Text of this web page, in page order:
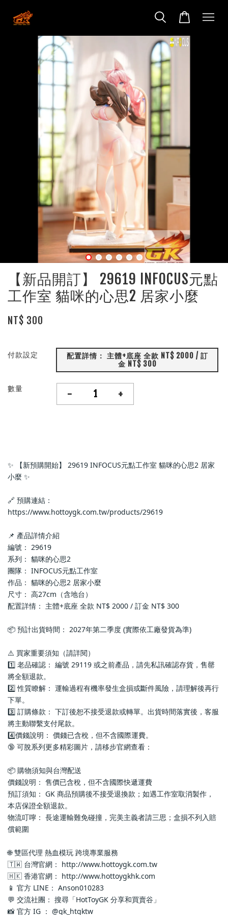
【新品開訂】 29619 INFOCUS元點
工作室 貓咪的心思2 居家小麼
NT$ 300
付款設定
配置詳情： 主體+底座 全款 NT$ 2000 / 訂
金 NT$ 300
數量 - +
✨ 【新預購開始】 29619 INFOCUS元點工作室 貓咪的心思2 居家
小麼 ✨
🔗 預購連結：
https://www.hottoygk.com.tw/products/29619
📌 產品詳情介紹
編號： 29619
系列： 貓咪的心思2
團隊： INFOCUS元點工作室
作品： 貓咪的心思2 居家小麼
尺寸： 高27cm（含地台）
配置詳情： 主體+底座 全款 NT$ 2000 / 訂金 NT$ 300
📦 預計出貨時間： 2027年第二季度 (實際依工廠發貨為準)
⚠️ 買家重要須知（請詳閱）
1️⃣ 老品確認： 編號 29119 或之前產品，請先私訊確認存貨，售罄
將全額退款。
2️⃣ 性質瞭解： 運輸過程有機率發生盒損或斷件風險，請理解後再行
下單。
3️⃣ 訂購條款： 下訂後恕不接受退款或轉單。出貨時間落實後，客服
將主動聯繫支付尾款。
4️⃣價錢說明： 價錢已含稅，但不含國際運費。
🔞 可脫系列更多精彩圖片，請移步官網查看：
📦 購物須知與台灣配送
價錢說明： 售價已含稅，但不含國際快遞運費
預訂須知： GK 商品預購後不接受退換款；如遇工作室取消製作，
本店保證全額退款。
物流叮嚀： 長途運輸難免碰撞，完美主義者請三思；盒損不列入賠
償範圍
🌐 雙區代理 熱血模玩 跨境專業服務
🇹🇼 台灣官網： http://www.hottoygk.com.tw
🇭🇰 香港官網： http://www.hottoygkhk.com
📱 官方 LINE： Anson010283
💬 交流社團： 搜尋「HotToyGK 分享和買賣谷」
📸 官方 IG ： @gk_htgktw